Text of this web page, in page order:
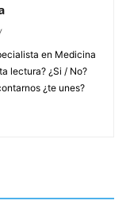
en Medicina
lectura? ¿Si / No?
¿te unes?